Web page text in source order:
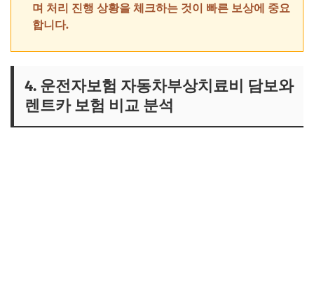
며 처리 진행 상황을 체크하는 것이 빠른 보상에 중요
합니다.
4. 운전자보험 자동차부상치료비 담보와
렌트카 보험 비교 분석